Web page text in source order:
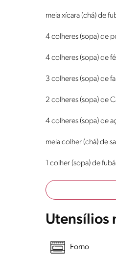
meia xícara (chá) de
4 colheres (sopa) de
4 colheres (sopa) de
3 colheres (sopa) de
2 colheres (sopa) de
4 colheres (sopa) de
meia colher (chá) de sal
1 colher (sopa) de
Utensílios
Forno